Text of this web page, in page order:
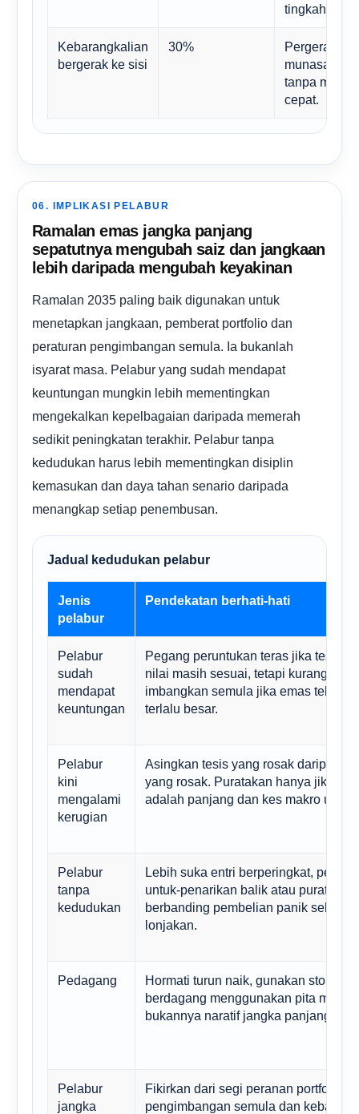
tingkah laku
Kebarangkalian
bergerak ke sisi
30%
Pergerakan
munasabah
tanpa
cepat.
06. IMPLIKASI PELABUR
Ramalan emas jangka panjang
sepatutnya mengubah saiz dan jangkaan
lebih daripada mengubah keyakinan
Ramalan 2035 paling baik digunakan untuk
menetapkan jangkaan, pemberat portfolio dan
peraturan pengimbangan semula. Ia bukanlah
isyarat masa. Pelabur yang sudah mendapat
keuntungan mungkin lebih mementingkan
mengekalkan kepelbagaian daripada memerah
sedikit peningkatan terakhir. Pelabur tanpa
kedudukan harus lebih mementingkan disiplin
kemasukan dan daya tahan senario daripada
menangkap setiap penembusan.
Jadual kedudukan pelabur
Jenis
pelabur
Pendekatan berhati-hati
Pelabur
sudah
mendapat
keuntungan
Pegang peruntukan teras jika tesis
nilai masih sesuai, tetapi kurangkan
imbangkan semula jika emas telah
terlalu besar.
Pelabur
kini
mengalami
kerugian
Asingkan tesis yang rosak daripada
yang rosak. Puratakan hanya jika
adalah panjang dan kes makro utuh.
Pelabur
tanpa
kedudukan
Lebih suka entri berperingkat, pelan
untuk-penarikan balik atau purata
berbanding pembelian panik selepas
lonjakan.
Pedagang
Hormati turun naik, gunakan stop
berdagang menggunakan pita makro
bukannya naratif jangka panjang
Pelabur
jangka
Fikirkan dari segi peranan portfolio,
pengimbangan semula dan